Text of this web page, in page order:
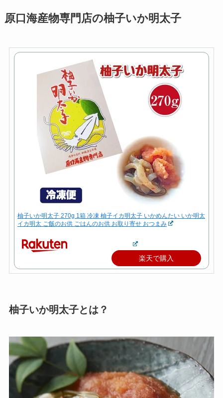
原口海産物専門店の柚子いか明太子
柚子いか明太子 270g 1箱 冷凍 柚子イカ明太子 いかめんたい いか明太
イカ明太 ご飯のお供 ごはんのお供 お取り寄せ おつまみ
楽天で購入
柚子いか明太子とは？